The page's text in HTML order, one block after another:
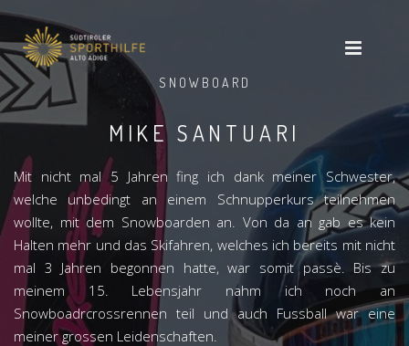
SNOWBOARD
MIKE SANTUARI
Mit nicht mal 5 Jahren fing ich dank meiner Schwester,
welche unbedingt an einem Schnupperkurs teilnehmen
wollte, mit dem Snowboarden an. Von da an gab es kein
Halten mehr und das Skifahren, welches ich bereits mit nicht
mal 3 Jahren begonnen hatte, war somit passè. Bis zu
meinem 15. Lebensjahr nahm ich noch an
Snowboadrcrossrennen teil und auch Fussball war eine
meiner grossen Leidenschaften.